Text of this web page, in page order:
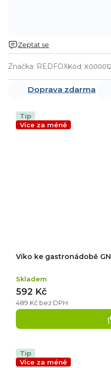
Značka: REDFOXKód:
Zeptat se
Doprava zdarma
Tip
Více za méně
Víko ke gastronádobě
Skladem
489 Kč bez DPH
592 Kč
Tip
Více za méně